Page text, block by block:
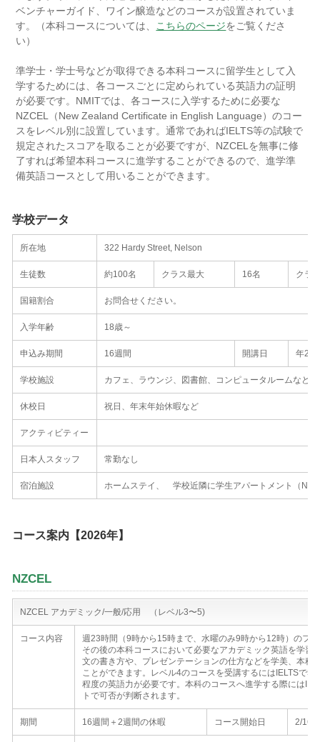
ベンチャーガイド、ワイン醸造などのコースが設置されていま
す。（本科コースについては、 こちらのページをご覧くださ
い）
準学士・学士号などが取得できる本科コースに留学生として入
学するためには、各コースごとに定められている英語力の証明
が必要です。NMITでは、各コースに入学するために必要な
NZCEL（New Zealand Certificate in English Language）のコー
スをレベル別に設置しています。通常であればIELTS等の試験で
規定されたスコアを取ることが必要ですが、NZCELを無事に修
了すれば希望本科コースに進学することができるので、進学準
備英語コースとして用いることができます。
学校データ
所在地 322 Hardy Street, Nelson
生徒数 約100名 クラス最大 16名 クラ
国籍割合 お問合せください。
入学年齢 18歳～
申込み期間 16週間 開講日 年2回
学校施設 カフェ、ラウンジ、図書館、コンピュータルームなど
休校日 祝日、年末年始休暇など
アクティビティー
日本人スタッフ 常勤なし
宿泊施設 ホームステイ、 学校近隣に学生アパートメント（
コース案内【2026年】
NZCEL
NZCEL アカデミック/一般/応用 （レベル3〜5)
コース内容
週23時間（9時から15時まで、水曜のみ9時から12時）のフ
その後の本科コースにおいて必要なアカデミック英語を学習
文の書き方や、プレゼンテーションの仕方などを学美、本科
ことができます。レベル4のコースを受講するにはIELTSで
程度の英語力が必要です。本科のコースへ進学する際には
トで可否が判断されます。
期間 16週間＋2週間の休暇 コース開始日 2/16